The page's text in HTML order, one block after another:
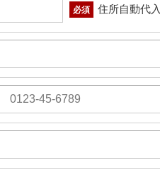
必須 住所自動代入